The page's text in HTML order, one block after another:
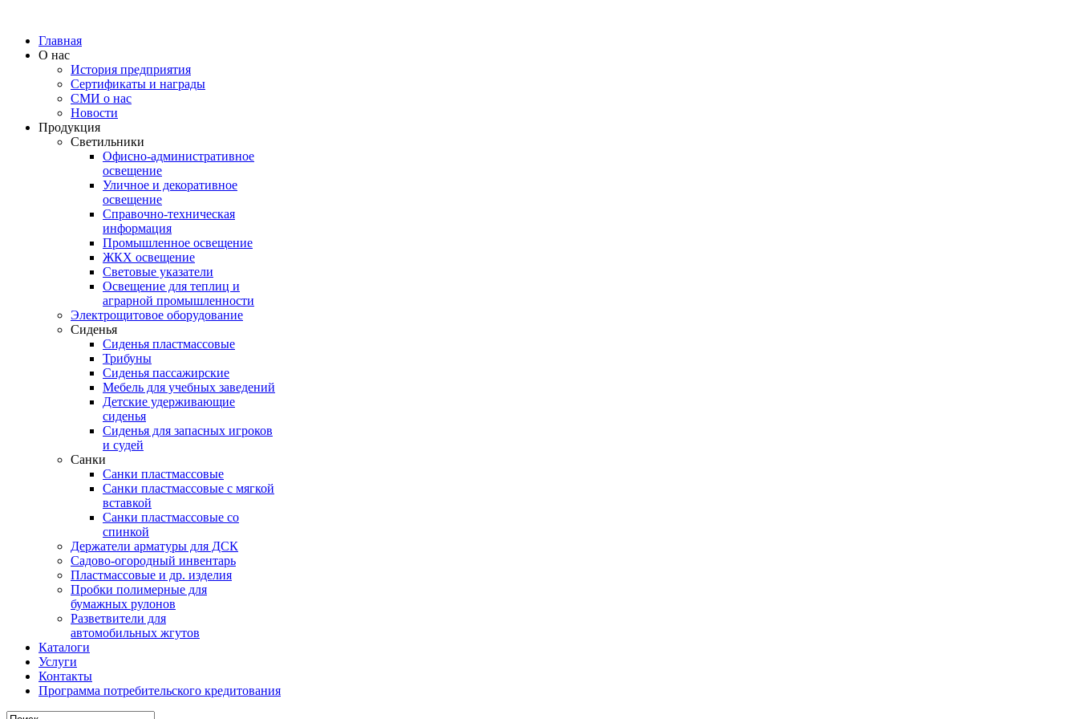
Главная
О нас
История предприятия
Сертификаты и награды
СМИ о нас
Новости
Продукция
Светильники
Офисно-административное
освещение
Уличное и декоративное
освещение
Справочно-техническая
информация
Промышленное освещение
ЖКХ освещение
Световые указатели
Освещение для теплиц и
аграрной промышленности
Электрощитовое оборудование
Сиденья
Сиденья пластмассовые
Трибуны
Сиденья пассажирские
Мебель для учебных заведений
Детские удерживающие
сиденья
Сиденья для запасных игроков
и судей
Санки
Санки пластмассовые
Санки пластмассовые с мягкой
вставкой
Санки пластмассовые со
спинкой
Держатели арматуры для ДСК
Садово-огородный инвентарь
Пластмассовые и др. изделия
Пробки полимерные для
бумажных рулонов
Разветвители для
автомобильных жгутов
Каталоги
Услуги
Контакты
Программа потребительского кредитования